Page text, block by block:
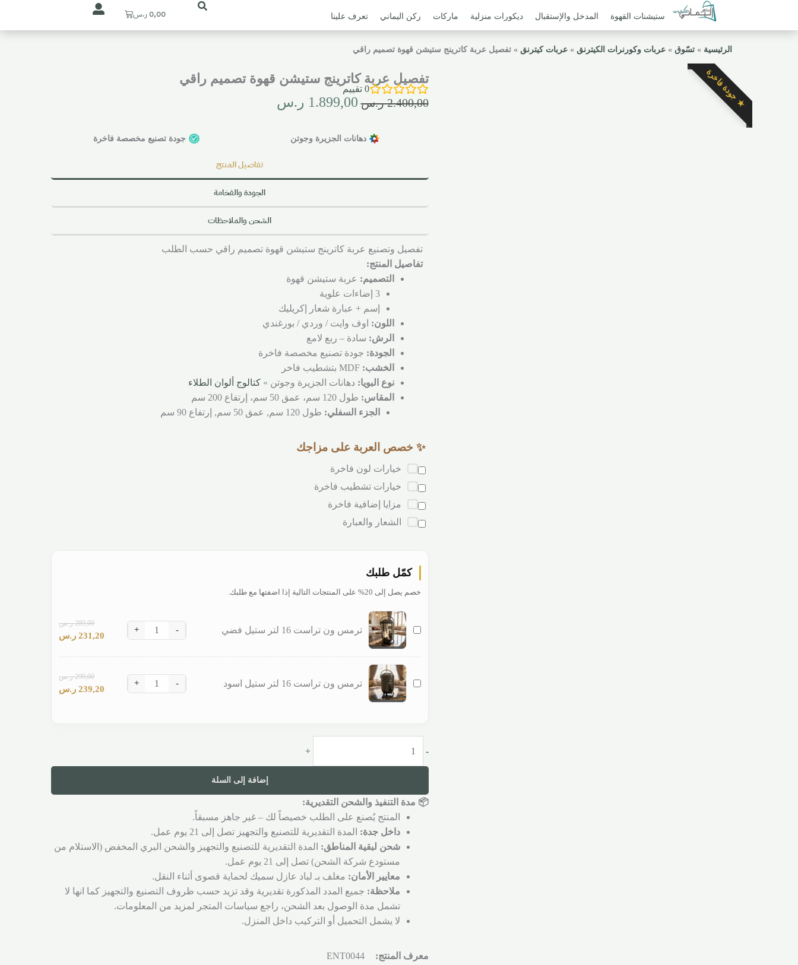
ستيشنات القهوة المدخل والإستقبال ديكورات منزلية ماركات ركن اليماني تعرف علينا 0,00 ر.سCart
الرئيسية »تسّوق »عربات وكورنرات الكيترنق »عربات كيترنق »تفصيل عربة كاترينج ستيشن قهوة تصميم راقي
★ جودة فاخرة تفصيل عربة كاترينج ستيشن قهوة تصميم راقي
0 تقييم
2.400,00 ر.س 1.899,00 ر.س
دهانات الجزيرة وجوتن جودة تصنيع مخصصة فاخرة
تفاصيل المنتج
الجودة والفخامة
الشحن والملاحظات
تفصيل وتصنيع عربة كاترينج ستيشن قهوة تصميم راقي حسب الطلب
تفاصيل المنتج:
التصميم: عربة ستيشن قهوة
3 إضاءات علوية
إسم + عبارة شعار إكريليك
اللون: اوف وايت / وردي / بورغندي
الرش: سادة – ربع لامع
الجودة: جودة تصنيع مخصصة فاخرة
الخشب: MDF بتشطيب فاخر
نوع البويا: دهانات الجزيرة وجوتن »كتالوج ألوان الطلاء
المقاس: طول 120 سم، عمق 50 سم، إرتفاع 200 سم
الجزء السفلي: طول 120 سم, عمق 50 سم, إرتفاع 90 سم
✨ خصص العربة على مزاجك
خيارات لون فاخرة
خيارات تشطيب فاخرة
مزايا إضافية فاخرة
الشعار والعبارة
كمّل طلبك
خصم يصل إلى 20% على المنتجات التالية إذا اضفتها مع طلبك.
ترمس ون تراست 16 لتر ستيل فضي -
+
289,00 ر.س
231,20 ر.س
ترمس ون تراست 16 لتر ستيل اسود -
+
299,00 ر.س
239,20 ر.س
-
+
إضافة إلى السلة
📦 مدة التنفيذ والشحن التقديرية:
المنتج يُصنع على الطلب خصيصاً لك – غير جاهز مسبقاً.
داخل جدة: المدة التقديرية للتصنيع والتجهيز تصل إلى 21 يوم عمل.
شحن لبقية المناطق: المدة التقديرية للتصنيع والتجهيز والشحن البري المخفض (الاستلام من
مستودع شركة الشحن) تصل إلى 21 يوم عمل.
معايير الأمان: مغلف بـ لباد عازل سميك لحماية قصوى أثناء النقل.
ملاحظة: جميع المدد المذكورة تقديرية وقد تزيد حسب ظروف التصنيع والتجهيز كما انها لا
تشمل مدة الوصول بعد الشحن، راجع سياسات المتجر لمزيد من المعلومات.
لا يشمل التحميل أو التركيب داخل المنزل.
معرف المنتج:
ENT0044